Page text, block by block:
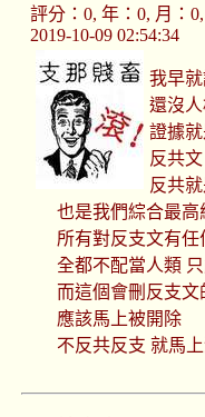
評分：0, 年：0, 月：
2019-10-09 02:54:34
我早
還沒
證據
反共文
反共
也是我們綜合最高
所有對反支文有任
全都不配當人類
而這個會刪反支文
應該馬上被開除
不反共反支 就馬